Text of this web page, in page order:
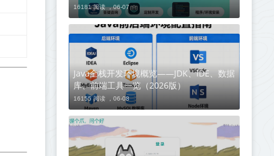
16181 阅读 ，06-07
Java全栈开发环境概览——JDK、IDE、数据
库、前端工具一览（2026版）
16155 阅读 ， 06-08